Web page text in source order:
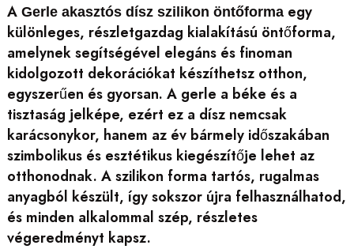
A Gerle akasztós dísz szilikon öntőformaegy
különleges, részletgazdag kialakítású öntőforma,
amelynek segítségével elegáns és finoman
kidolgozott dekorációkat készíthetsz otthon,
egyszerűen és gyorsan. A gerle a béke és a
tisztaság jelképe, ezért ez a dísz nemcsak
karácsonykor, hanem az év bármely időszakában
szimbolikus és esztétikus kiegészítője lehet az
otthonodnak. A szilikon forma tartós, rugalmas
anyagból készült, így sokszor újra felhasználhatod,
és minden alkalommal szép, részletes
végeredményt kapsz.